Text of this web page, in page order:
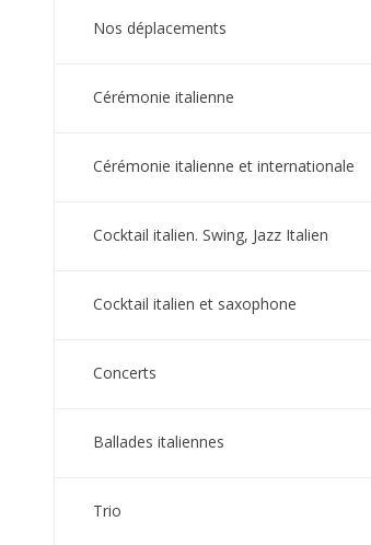
Nos déplacements
Cérémonie italienne
Cérémonie italienne et internationale
Cocktail italien. Swing, Jazz Italien
Cocktail italien et saxophone
Concerts
Ballades italiennes
Trio